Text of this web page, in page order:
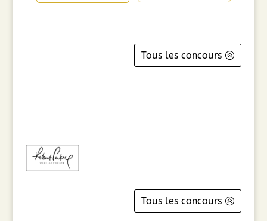
Tous les concours
Tous les concours